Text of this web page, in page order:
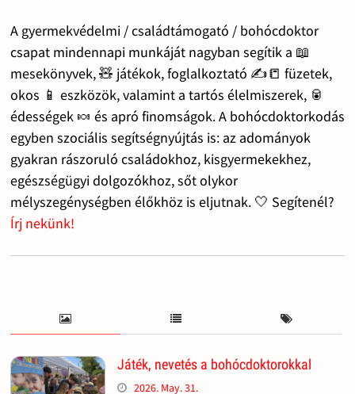
A gyermekvédelmi / családtámogató / bohócdoktor
csapat mindennapi munkáját nagyban segítik a 📖
mesekönyvek, 🧸 játékok, foglalkoztató ✍️📒 füzetek,
okos 📱 eszközök, valamint a tartós élelmiszerek, 🥫
édességek 🍬 és apró finomságok. A bohócdoktorkodás
egyben szociális segítségnyújtás is: az adományok
gyakran rászoruló családokhoz, kisgyermekekhez,
egészségügyi dolgozókhoz, sőt olykor
mélyszegénységben élőkhöz is eljutnak. 🤍 Segítenél?
Írj nekünk!
Játék, nevetés a bohócdoktorokkal
2026. May. 31.